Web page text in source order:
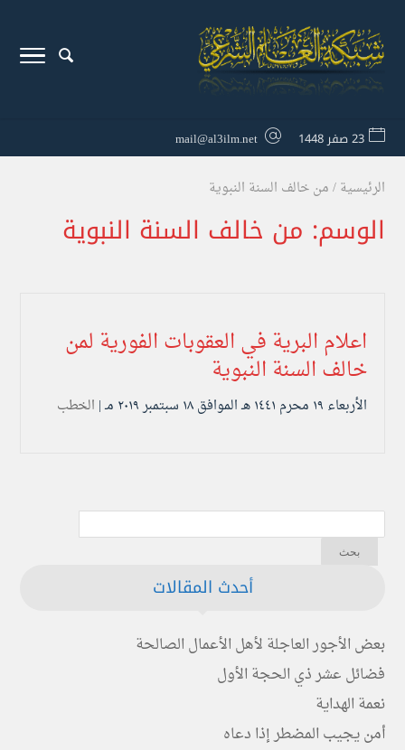
23 صفر 1448 mail@al3ilm.net
الرئيسية/من خالف السنة النبوية
الوسم: من خالف السنة النبوية
اعلام البرية في العقوبات الفورية لمن
خالف السنة النبوية
الأربعاء ۱۹ محرم ۱٤٤۱ هـ الموافق ۱۸ سبتمبر ۲۰۱۹ مـ | الخطب
أحدث المقالات
بعض الأجور العاجلة لأهل الأعمال الصالحة
فضائل عشر ذي الحجة الأول
نعمة الهداية
أمن يجيب المضطر إذا دعاه